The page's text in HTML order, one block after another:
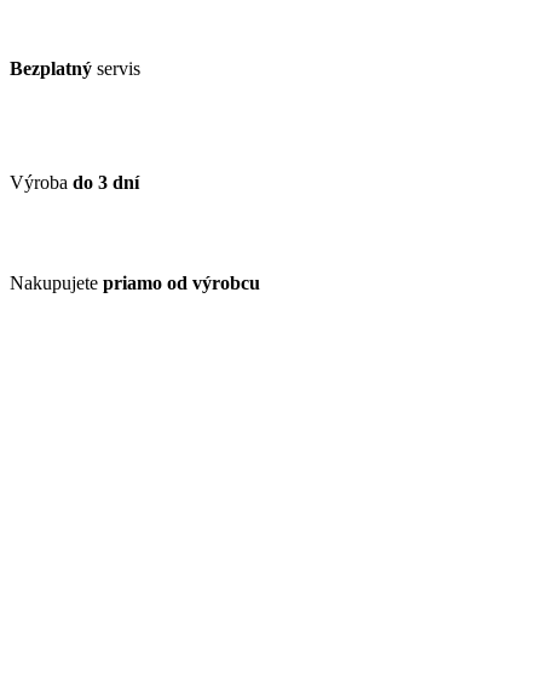
Bezplatný servis
Výroba do 3 dní
Nakupujete priamo od výrobcu